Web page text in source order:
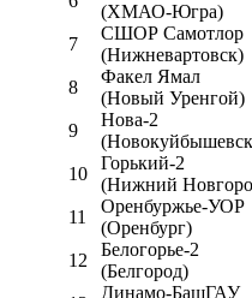
(ХМАО-Югра)
7
СШОР Самотлор
(Нижневартовск)
8
Факел Ямал
(Новый Уренгой)
9
Нова-2
10
Горький-2
(Нижний
11
Оренбуржье-УОР
(Оренбург)
12
Белогорье-2
(Белгород)
Динамо-БашГАУ